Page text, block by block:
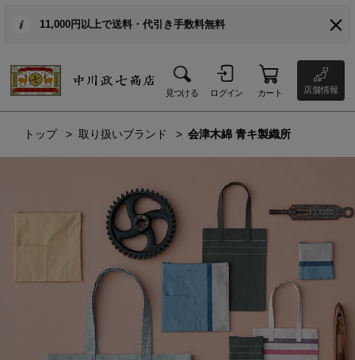
11,000円以上で送料・代引き手数料無料
見つける ログイン カート 店舗情報
トップ 取り扱いブランド 会津木綿 青キ製織所